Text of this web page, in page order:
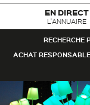
EN DIRECT
L'ANNUAIRE
RECHERCHE
ACHAT RESPONSABLE